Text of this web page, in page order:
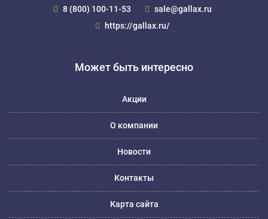
8 (800) 100-11-53
sale@gallax.ru
https://gallax.ru/
Может быть интересно
Акции
О компании
Новости
Контакты
Карта сайта